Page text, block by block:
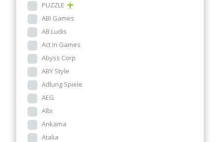
PUZZLE
ABI Games
AB Ludis
Act In Games
Abyss Corp
ABY Style
Adlung Spiele
AEG
Albi
Ankama
Atalia